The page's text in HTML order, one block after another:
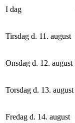
I dag
Tirsdag d. 11. august
Onsdag d. 12. august
Torsdag d. 13. august
Fredag d. 14. august